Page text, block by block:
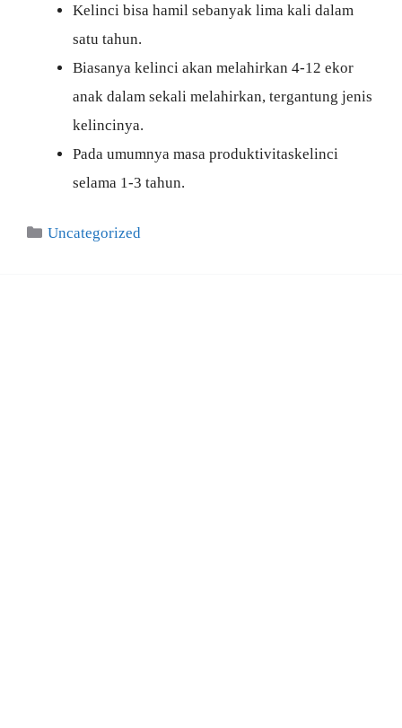
Kelinci bisa hamil sebanyak lima kali dalam
satu tahun.
Biasanya kelinci akan melahirkan 4-12 ekor
anak dalam sekali melahirkan, tergantung jenis
kelincinya.
Pada umumnya masa produktivitaskelinci
selama 1-3 tahun.
Categories
Uncategorized